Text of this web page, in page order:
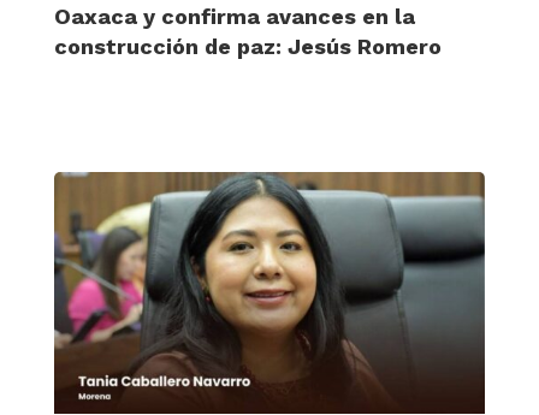
Oaxaca y confirma avances en la
construcción de paz: Jesús Romero